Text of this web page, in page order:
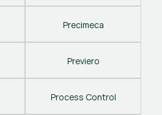
Precimeca
Previero
Process Control